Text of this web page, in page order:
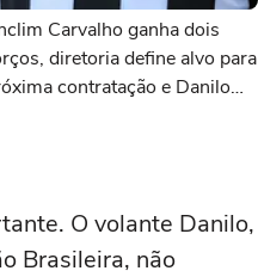
Carvalho ganha dois
diretoria define alvo para
contratação e Danilo
O volante Danilo,
Brasileira, não